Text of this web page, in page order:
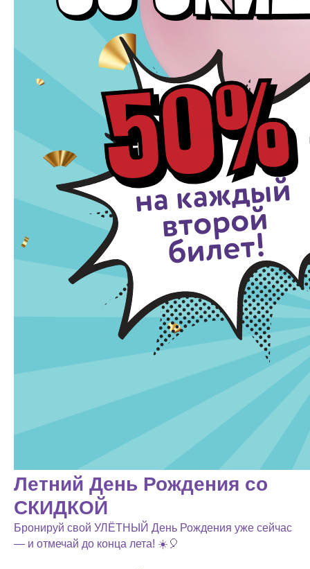
Летний День Рождения со
СКИДКОЙ
Бронируй свой УЛЁТНЫЙ День Рождения уже сейчас
— и отмечай до конца лета! ☀️🎈